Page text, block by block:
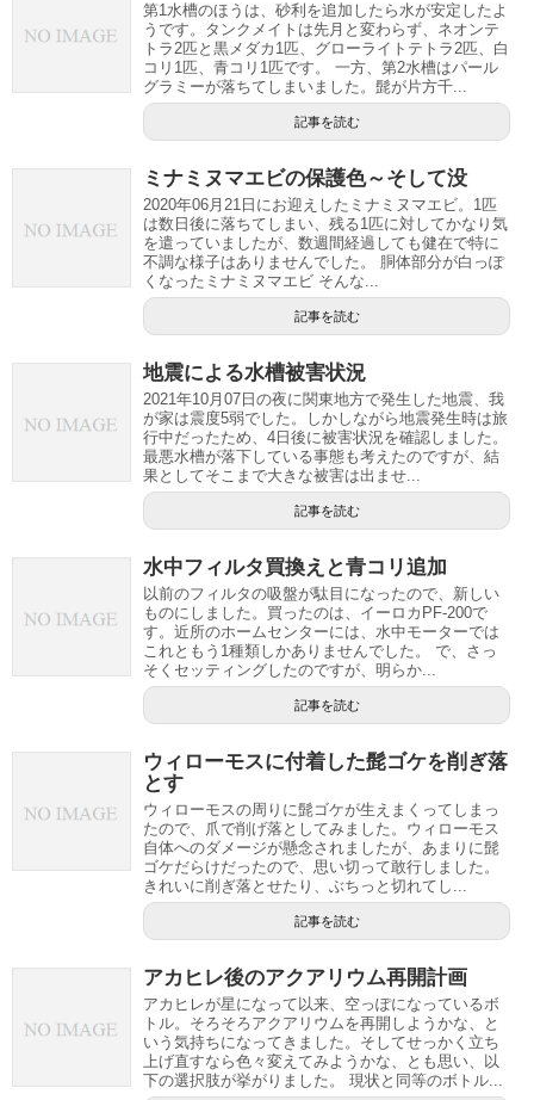
第1水槽のほうは、砂利を追加したら水が安定したよ
うです。タンクメイトは先月と変わらず、ネオンテ
トラ2匹と黒メダカ1匹、グローライトテトラ2匹、白
コリ1匹、青コリ1匹です。 一方、第2水槽はパール
グラミーが落ちてしまいました。髭が片方千...
記事を読む
ミナミヌマエビの保護色～そして没
2020年06月21日にお迎えしたミナミヌマエビ。1匹
は数日後に落ちてしまい、残る1匹に対してかなり気
を遣っていましたが、数週間経過しても健在で特に
不調な様子はありませんでした。 胴体部分が白っぽ
くなったミナミヌマエビ そんな...
記事を読む
地震による水槽被害状況
2021年10月07日の夜に関東地方で発生した地震、我
が家は震度5弱でした。しかしながら地震発生時は旅
行中だったため、4日後に被害状況を確認しました。
最悪水槽が落下している事態も考えたのですが、結
果としてそこまで大きな被害は出ませ...
記事を読む
水中フィルタ買換えと青コリ追加
以前のフィルタの吸盤が駄目になったので、新しい
ものにしました。買ったのは、イーロカPF-200で
す。近所のホームセンターには、水中モーターでは
これともう1種類しかありませんでした。 で、さっ
そくセッティングしたのですが、明らか...
記事を読む
ウィローモスに付着した髭ゴケを削ぎ落
とす
ウィローモスの周りに髭ゴケが生えまくってしまっ
たので、爪で削げ落としてみました。ウィローモス
自体へのダメージが懸念されましたが、あまりに髭
ゴケだらけだったので、思い切って敢行しました。
きれいに削ぎ落とせたり、ぶちっと切れてし...
記事を読む
アカヒレ後のアクアリウム再開計画
アカヒレが星になって以来、空っぽになっているボ
トル。そろそろアクアリウムを再開しようかな、と
いう気持ちになってきました。そしてせっかく立ち
上げ直すなら色々変えてみようかな、とも思い、以
下の選択肢が挙がりました。 現状と同等のボトル...